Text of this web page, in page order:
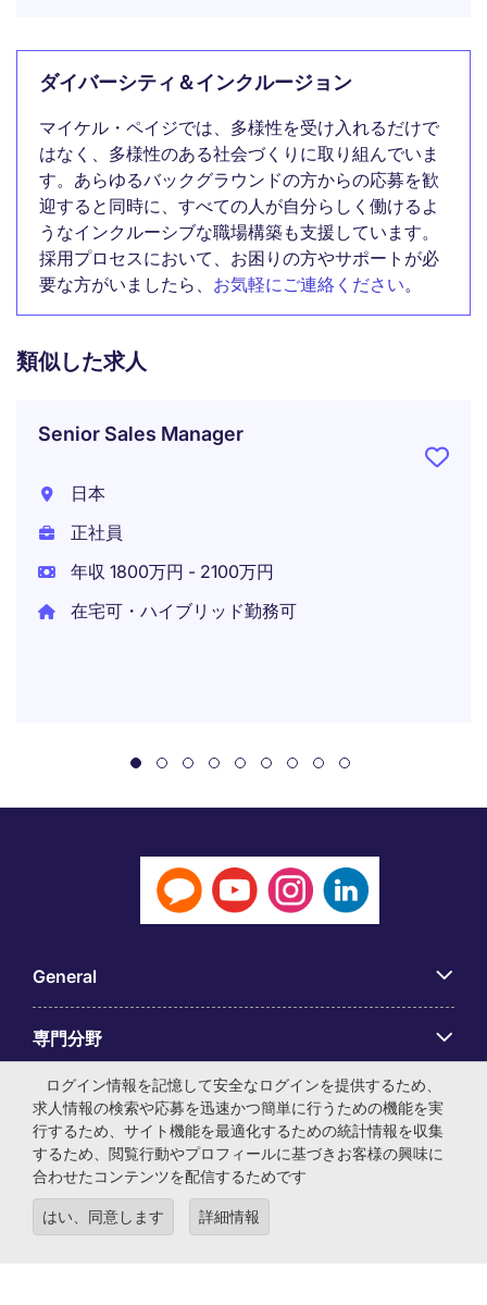
ダイバーシティ＆インクルージョン
マイケル・ペイジでは、多様性を受け入れるだけで
はなく、多様性のある社会づくりに取り組んでいま
す。あらゆるバックグラウンドの方からの応募を歓
迎すると同時に、すべての人が自分らしく働けるよ
うなインクルーシブな職場構築も支援しています。
採用プロセスにおいて、お困りの方やサポートが必
要な方がいましたら、 お気軽にご連絡ください。
類似した求人
Senior Sales Manager
日本
正社員
年収 1800万円 - 2100万円
在宅可・ハイブリッド勤務可
General
専門分野
アプリ
Employer Centre
ログイン情報を記憶して安全なログインを提供するため、
求人情報の検索や応募を迅速かつ簡単に行うための機能を実
行するため、サイト機能を最適化するための統計情報を収集
するため、閲覧行動やプロフィールに基づきお客様の興味に
合わせたコンテンツを配信するためです
はい、同意します 詳細情報